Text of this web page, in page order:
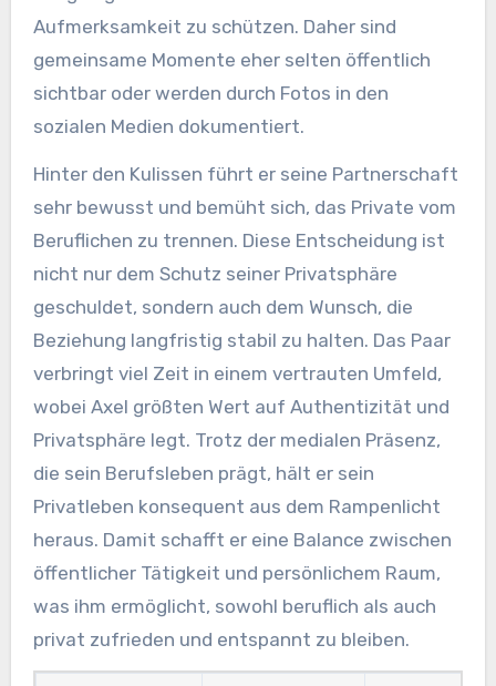
Aufmerksamkeit zu schützen. Daher sind
gemeinsame Momente eher selten öffentlich
sichtbar oder werden durch Fotos in den
sozialen Medien dokumentiert.
Hinter den Kulissen führt er seine Partnerschaft
sehr bewusst und bemüht sich, das Private vom
Beruflichen zu trennen. Diese Entscheidung ist
nicht nur dem Schutz seiner Privatsphäre
geschuldet, sondern auch dem Wunsch, die
Beziehung langfristig stabil zu halten. Das Paar
verbringt viel Zeit in einem vertrauten Umfeld,
wobei Axel größten Wert auf Authentizität und
Privatsphäre legt. Trotz der medialen Präsenz,
die sein Berufsleben prägt, hält er sein
Privatleben konsequent aus dem Rampenlicht
heraus. Damit schafft er eine Balance zwischen
öffentlicher Tätigkeit und persönlichem Raum,
was ihm ermöglicht, sowohl beruflich als auch
privat zufrieden und entspannt zu bleiben.